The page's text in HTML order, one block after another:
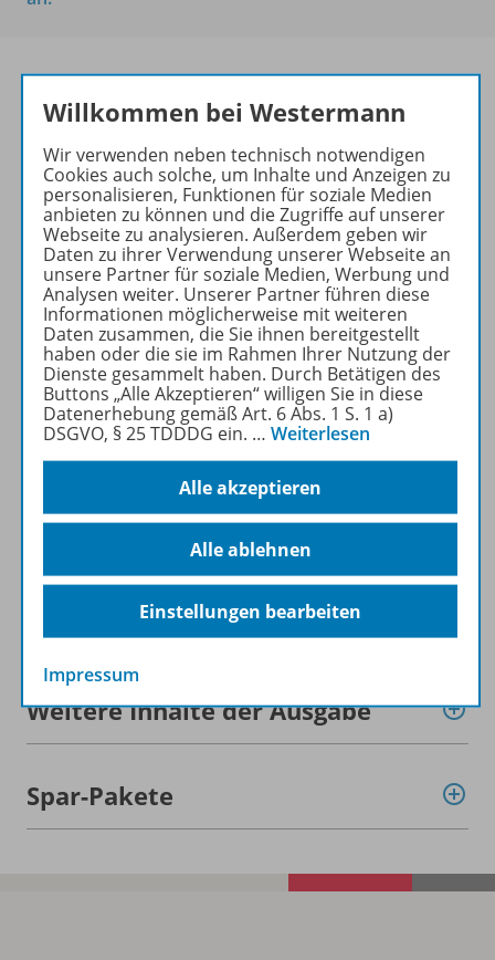
Kluge Konzepte für
anschaulichen Unterricht
Ihr Wegweiser zu den
wichtigsten Seiten von PRAXIS
GESCHICHTE:
zu den Abo-Angeboten
zum Zeitschriftenkiosk
zum Online-Archiv
Mehr zur Zeitschrift
Informationen
Beschreibung
Weitere Inhalte der Ausgabe
Spar-Pakete
Willkommen bei Westermann
Wir verwenden neben technisch notwendigen
Cookies auch solche, um Inhalte und Anzeigen zu
personalisieren, Funktionen für soziale Medien
anbieten zu können und die Zugriffe auf unserer
Webseite zu analysieren. Außerdem geben wir
Daten zu ihrer Verwendung unserer Webseite an
unsere Partner für soziale Medien, Werbung und
Analysen weiter. Unserer Partner führen diese
Informationen möglicherweise mit weiteren
Daten zusammen, die Sie ihnen bereitgestellt
haben oder die sie im Rahmen Ihrer Nutzung der
Dienste gesammelt haben. Durch Betätigen des
Buttons „Alle Akzeptieren“ willigen Sie in diese
Datenerhebung gemäß Art. 6 Abs. 1 S. 1 a)
DSGVO, § 25 TDDDG ein. … Weiterlesen
Alle akzeptieren
Alle ablehnen
Einstellungen bearbeiten
Impressum